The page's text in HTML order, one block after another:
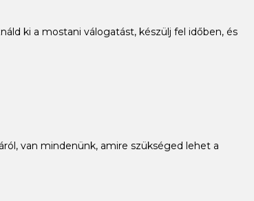
ki a mostani válogatást, készülj fel időben, és
van mindenünk, amire szükséged lehet a